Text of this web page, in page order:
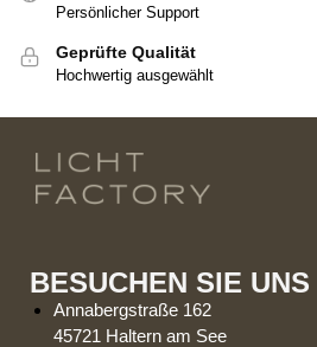
Persönlicher Support
Geprüfte Qualität
Hochwertig ausgewählt
BESUCHEN SIE UNS
Annabergstraße 162
45721 Haltern am See